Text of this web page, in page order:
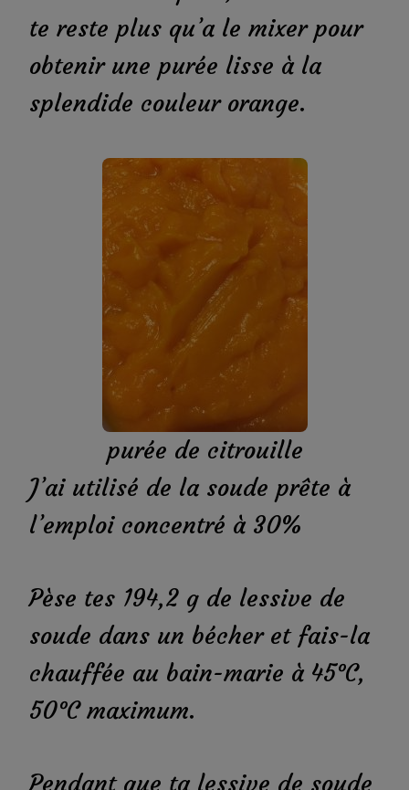
te reste plus qu’a le mixer pour
obtenir une purée lisse à la
splendide couleur orange.
purée de citrouille
J’ai utilisé de la soude prête à
l’emploi concentré à 30%
Pèse tes 194,2 g de lessive de
soude dans un bécher et fais-la
chauffée au bain-marie à 45°C,
50°C maximum.
Pendant que ta lessive de soude